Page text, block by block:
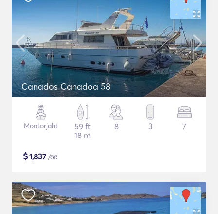
Canados Canadoa 58
Mootorjaht
59 ft
18 m
8 3 7
$1,837 /öö